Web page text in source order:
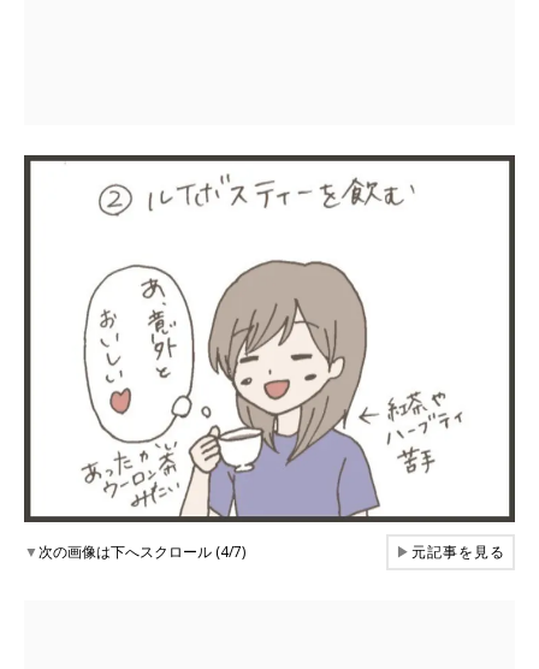
▼次の画像は下へスクロール (4/7) ▶元記事を見る